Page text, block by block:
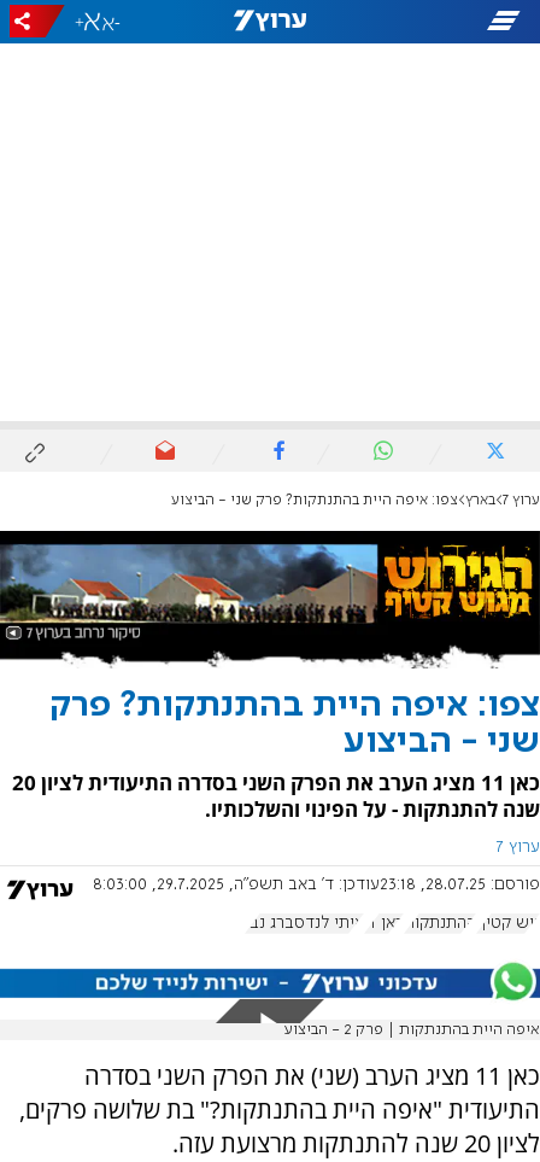
-
+
ערוץ 7 בארץ צפו: איפה היית בהתנתקות? פרק שני - הביצוע
צפו: איפה היית בהתנתקות? פרק
שני - הביצוע
כאן 11 מציג הערב את הפרק השני בסדרה התיעודית לציון 20
שנה להתנתקות - על הפינוי והשלכותיו.
ערוץ 7
פורסם: 28.07.25, 23:18 עודכן: ד' באב תשפ"ה, 29.7.2025, 8:03:00
גוש קטיף ההתנתקות כאן 11 איתי לנדסברג נבו
איפה היית בהתנתקות | פרק 2 - הביצוע
כאן 11 מציג הערב (שני) את הפרק השני בסדרה
התיעודית "איפה היית בהתנתקות?" בת שלושה פרקים,
לציון 20 שנה להתנתקות מרצועת עזה.